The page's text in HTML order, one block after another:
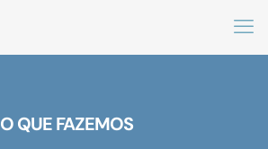
O QUE FAZEMOS